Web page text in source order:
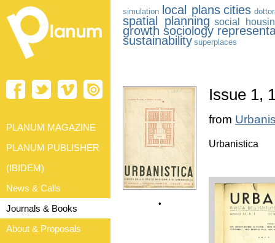
simulation local plans cities
spatial planning social
growth sociology
sustainability superplaces
•
Issue 1,
from
Urbanistica
PLANUM MAGAZINE
PLANUM PUBLISHER
(IBIDEM)
News & Calls
Journals & Books
About & Proposals